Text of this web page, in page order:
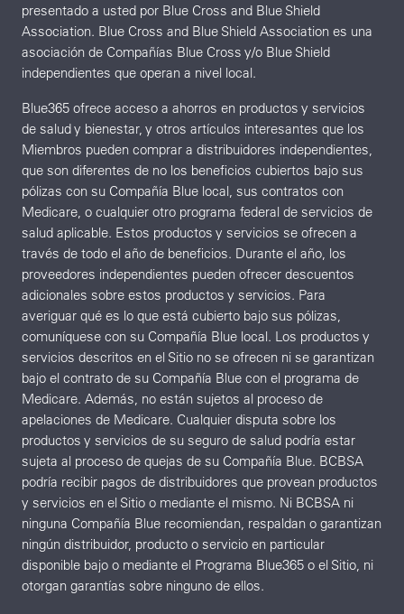
presentado a usted por Blue Cross and Blue Shield
Association. Blue Cross and Blue Shield Association es una
asociación de Compañías Blue Cross y/o Blue Shield
independientes que operan a nivel local.
Blue365 ofrece acceso a ahorros en productos y servicios
de salud y bienestar, y otros artículos interesantes que los
Miembros pueden comprar a distribuidores independientes,
que son diferentes de no los beneficios cubiertos bajo sus
pólizas con su Compañía Blue local, sus contratos con
Medicare, o cualquier otro programa federal de servicios de
salud aplicable. Estos productos y servicios se ofrecen a
través de todo el año de beneficios. Durante el año, los
proveedores independientes pueden ofrecer descuentos
adicionales sobre estos productos y servicios. Para
averiguar qué es lo que está cubierto bajo sus pólizas,
comuníquese con su Compañía Blue local. Los productos y
servicios descritos en el Sitio no se ofrecen ni se garantizan
bajo el contrato de su Compañía Blue con el programa de
Medicare. Además, no están sujetos al proceso de
apelaciones de Medicare. Cualquier disputa sobre los
productos y servicios de su seguro de salud podría estar
sujeta al proceso de quejas de su Compañía Blue. BCBSA
podría recibir pagos de distribuidores que provean productos
y servicios en el Sitio o mediante el mismo. Ni BCBSA ni
ninguna Compañía Blue recomiendan, respaldan o garantizan
ningún distribuidor, producto o servicio en particular
disponible bajo o mediante el Programa Blue365 o el Sitio, ni
otorgan garantías sobre ninguno de ellos.